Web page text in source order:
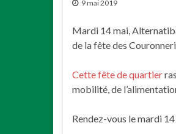
9 mai 2019
Mardi 14 mai,
de la fête des
Cette fête de quartier
mobilité, de
Rendez-vous le mardi